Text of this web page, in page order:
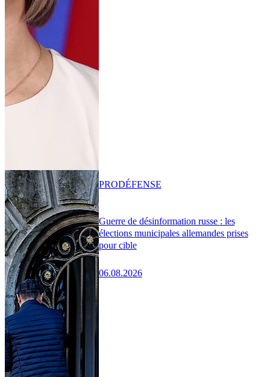
Guerre de désinformation russe : les
élections municipales allemandes prises
pour cible
06.08.2026
PRODÉFENSE